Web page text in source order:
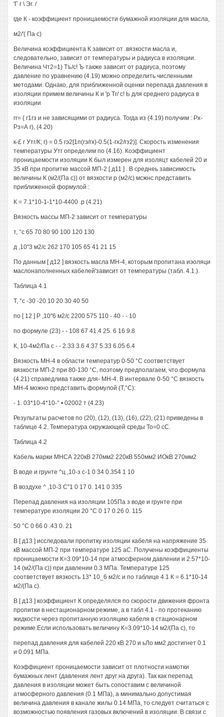
'Г г \ Эг. /
где К - коэффициент проницаемости бумажной изоляции для масла,
м2/'( Па с)
Величина коэффициента К зависит от .вязкости масла и,
следовательно, зависит от температуры и радиуса в изоляции.
Величина Чт2=1) Тъ/с! Ъ также зависит от радиуса, поэтому
давление по уравнению (4.19) можно определить численными
методами. Однако, для приближенной оценки перепада давления в
изоляции примем величины К и 'р Тг/ с! Ь для среднего радиуса в
изоляции
гг= { г1гз и не зависящими от радиуса. Тогда из (4.19) получим : Рх-
Рз=А г), (4.20)
к-£ г Утг/К; г) = 0.5 гэ2[1п(гэ/гх)-0.5(1-гх2/гз2)]. Скорость изменения
температуры Утг определим по (4.16). Коэффициент
проницаемости изоляции К был измерен для изоляцт кабелей 20 и
35 кВ при пропитке массой МП-2 [ д11 ] . В среднеь зависимость
величины К (м2/(Па с)) от вязкости р (м2/с) мсжнс представить
приближенной формулой :
К = 7.1*10-1-1*10-4400 .р (4.21)
Вязкость массы МП-2 зависит от температуры
т, °с 65 70 80 90 100 120 130
д ,10"3 м2/с 262 170 105 65 41 21 15
По данным [ д12 ] вязкость масла МН-4, которым пропитана иэоляци
маслонаполненных кабелей'зависит от температуры (табл. 4.1.).
Таблица 4.1
Т, °с -30 -20 10 20 30 40 50
по [ 12 ] Р ,10"6 м2/с 2200 575 110 - 40 - - 10
по формуле (23) - - 108 67 41.4 25. 6 16 9.8
К, 10-4м2/Па с - - 2.33 3.6 4.37 5.33 6.05 6.4
Вязкость МН-4 в области температур 0-50 °С соответствует
вязкости МП-2 при 80-130 °С, поэтому предполагаем, что формула
(4.21) справедлива также для- МН-4. В интервале 0-50 °С вязкость
МН-4 можно представить формулой (Т,°С):
- 1. 03*10-4*10-° • 02002 т (4.23)
Результаты расчетов по (20), (12), (13), (16), (22), (21) приведены в
таблице 4.2. Температура окружающей среды То=0 сС.
Таблица 4.2
Кабель марки МНСА 220кВ 270мм2 220кВ 550мм2 ИОкВ 270мм2
В воде и грунте ^ц ,10-з с-1 0 34 0.354 1 10
В воздухе ^ ,10-3 С"1 0 17 0. 141 0 335
Перепад давления на изоляции 105Па з воде и грунте при
температуре изоляции 20 °С 0 17 0.26 0. 115
50 °С 0 66 0 .43 0. 21
В [ д13 ] исследовали пропитку изоляции кабеля на напряжение 35
кВ массой МП-2 при температуре 125 аС. Получены коэффициенты
проницаемости К=3.09*10-14 при атмосферном давлении и 2.57*10-
14 (м2/(Па с)) при давлении 0.3 МПа. Температуре 125
соответствует вязкость 13* 10_6 м2/с и по таблице 4.1 К = 6.1*10-14
м2/(Па с).
В [ д13 ] коэффициент К определялся по скорости движения фронта
пропитки в нестационарном режиме, а в табл 4.1 - по протеканию
жидкости через пропитанную изоляцию кабеля в стационарном
режиме.Если использовать величину К=3.09*10-14 м2/(Па с), то
перепад давления для кабелей 220 кВ 270 и ьЛо мм2 достигнет 0.1
и 0.091 МПа.
Коэффициент проницаемости зависит от плотности намотки
бумажных лент (давления лент друг на друга). Так как перепад
давления в изоляции может быть сопоставим с величиной
атмосферного давления (0.1 МПа), а минимально допустимая
величина давления в канале жилы 0.14 МПа, то следует считаться с
возможностью появления газовых включений в изоляции. В связи с